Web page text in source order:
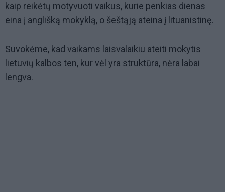
kaip reikėtų motyvuoti vaikus, kurie penkias dienas
eina į anglišką mokyklą, o šeštąją ateina į lituanistinę.
Suvokėme, kad vaikams laisvalaikiu ateiti mokytis
lietuvių kalbos ten, kur vėl yra struktūra, nėra labai
lengva.